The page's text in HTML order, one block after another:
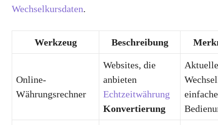
Wechselkursdaten.
Werkzeug Beschreibung
Online-
Währungsrechner
Websites, die
anbieten
Echtzeitwährung
Konvertierung
Aktuelle
einfache